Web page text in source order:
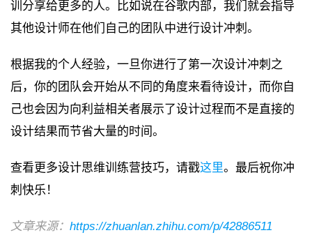
训分享给更多的人。比如说在谷歌内部，我们就会指导
其他设计师在他们自己的团队中进行设计冲刺。
根据我的个人经验，一旦你进行了第一次设计冲刺之
后，你的团队会开始从不同的角度来看待设计，而你自
己也会因为向利益相关者展示了设计过程而不是直接的
设计结果而节省大量的时间。
查看更多设计思维训练营技巧，请戳这里。最后祝你冲
刺快乐！
文章来源： https://zhuanlan.zhihu.com/p/42886511